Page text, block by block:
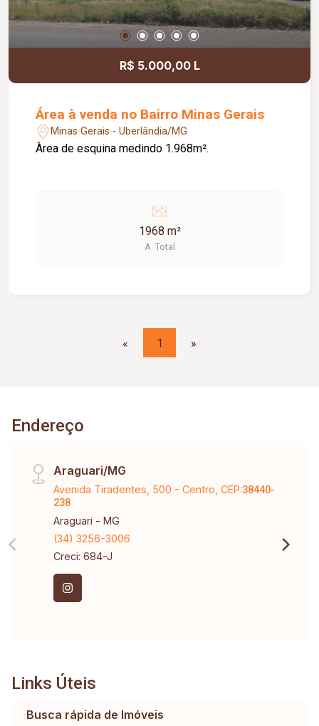
R$ 5.000,00 L
Área à venda no Bairro Minas Gerais
Minas Gerais - Uberlândia/MG
Àrea de esquina medindo 1.968m².
1968 m²
A. Total
« 1 »
Endereço
Araguari/MG
Avenida Tiradentes, 500 - Centro, CEP:38440-
238
Araguari - MG
(34) 3256-3006
Creci: 684-J
Links Úteis
Busca rápida de Imóveis